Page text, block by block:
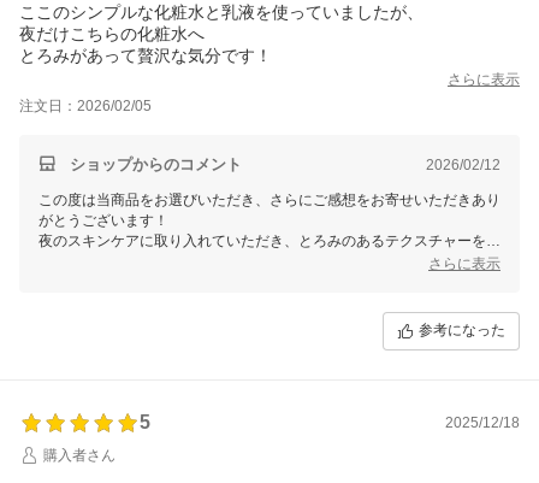
ここのシンプルな化粧水と乳液を使っていましたが、
夜だけこちらの化粧水へ
さらに表示
注文日：2026/02/05
ショップからのコメント 2026/02/12
この度は当商品をお選びいただき、さらにご感想をお寄せいただきあり
がとうございます！
夜のスキンケアに取り入れていただき、とろみのあるテクスチャーを気
に入っていただけたとのこと、大変嬉しく思います。贅沢な気分でお使
今後ともお肌のケアのお供として、ぜひ末永くご愛用いただければ幸い
さらに表示
参考になった
5
2025/12/18
購入者さん